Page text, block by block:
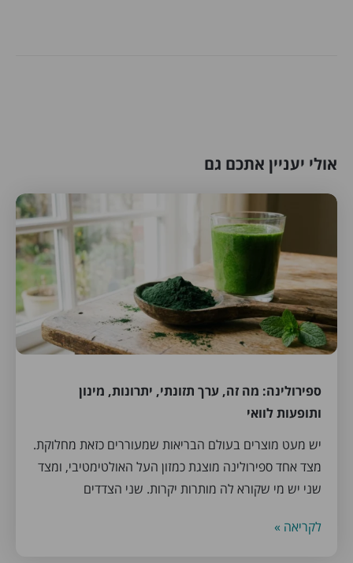
אולי יעניין אתכם גם
ספירולינה: מה זה, ערך תזונתי, יתרונות, מינון
ותופעות לוואי
יש מעט מוצרים בעולם הבריאות שמעוררים כזאת מחלוקת.
מצד אחד ספירולינה מוצגת כמזון העל האולטימטיבי, ומצד
שני יש מי שקורא לה מותרות יקרות. שני הצדדים
לקריאה »